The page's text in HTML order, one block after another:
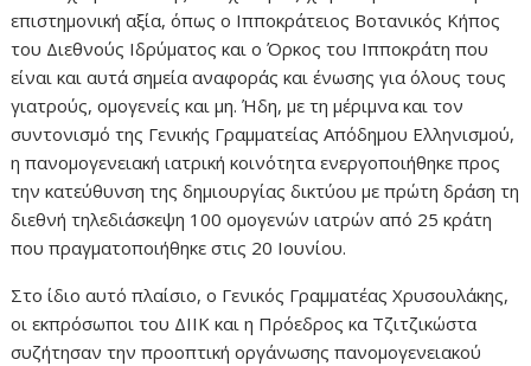
επιστημονική αξία, όπως ο Ιπποκράτειος Βοτανικός Κήπος
του Διεθνούς Ιδρύματος και ο Όρκος του Ιπποκράτη που
είναι και αυτά σημεία αναφοράς και ένωσης για όλους τους
γιατρούς, ομογενείς και μη. Ήδη, με τη μέριμνα και τον
συντονισμό της Γενικής Γραμματείας Απόδημου Ελληνισμού,
η πανομογενειακή ιατρική κοινότητα ενεργοποιήθηκε προς
την κατεύθυνση της δημιουργίας δικτύου με πρώτη δράση τη
διεθνή τηλεδιάσκεψη 100 ομογενών ιατρών από 25 κράτη
που πραγματοποιήθηκε στις 20 Ιουνίου.
Στο ίδιο αυτό πλαίσιο, ο Γενικός Γραμματέας Χρυσουλάκης,
οι εκπρόσωποι του ΔΙΙΚ και η Πρόεδρος κα Τζιτζικώστα
συζήτησαν την προοπτική οργάνωσης πανομογενειακού